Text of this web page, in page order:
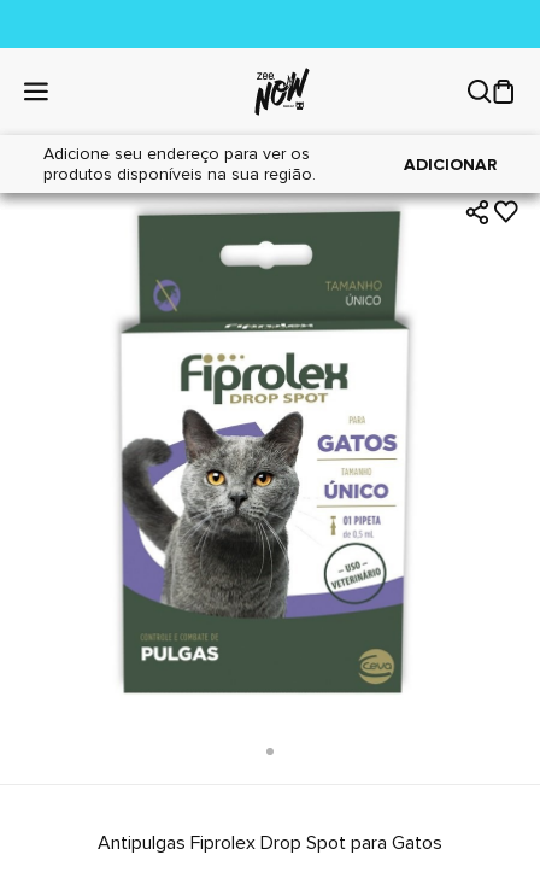
Adicione seu endereço para ver os
produtos disponíveis na sua região.
ADICIONAR
Home|Gatos|Farmácia
Antipulgas Fiprolex Drop Spot para Gatos